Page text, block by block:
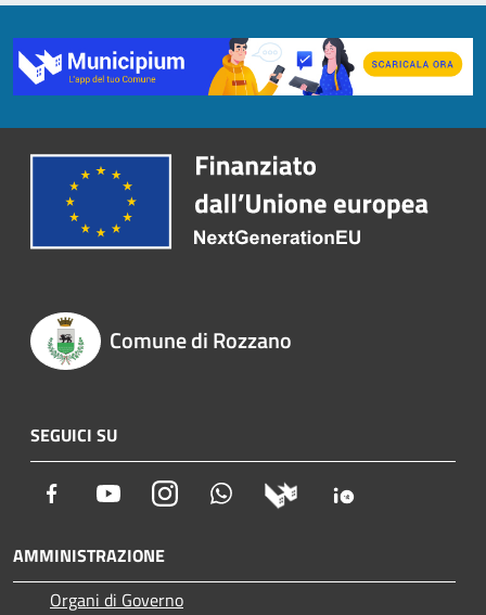
Comune di Rozzano
SEGUICI SU
Facebook YoutubeInstagram Whatsapp
AMMINISTRAZIONE
Organi di Governo